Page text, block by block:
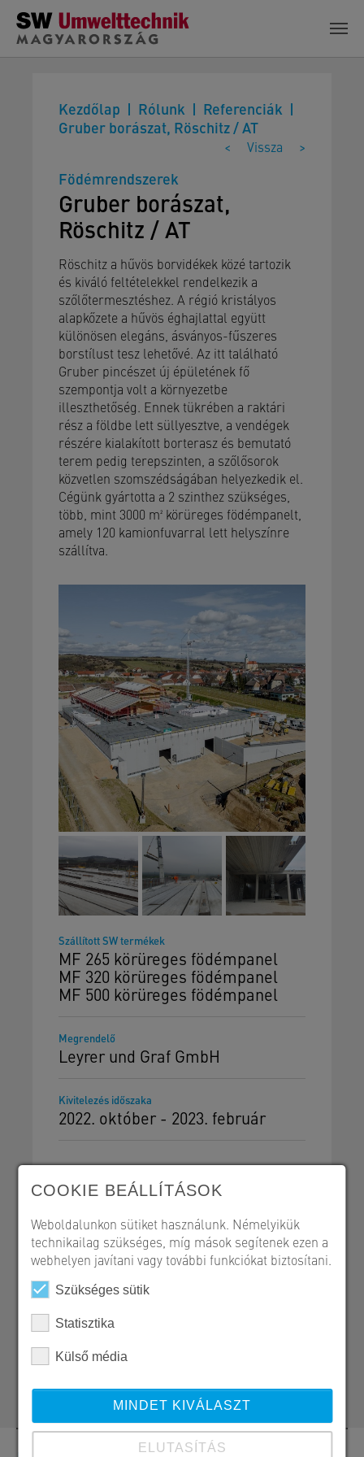
Skip to main content
Kezdőlap Rólunk
Referenciák
Gruber borászat, Röschitz / AT
< Vissza >
Födémrendszerek
Gruber borászat,
Röschitz / AT
Röschitz a hűvös borvidékek közé tartozik
és kiváló feltételekkel rendelkezik a
szőlőtermesztéshez. A régió kristályos
alapkőzete a hűvös éghajlattal együtt
különösen elegáns, ásványos-fűszeres
borstílust tesz lehetővé. Az itt található
Gruber pincészet új épületének fő
szempontja volt a környezetbe
illeszthetőség. Ennek tükrében a raktári
rész a földbe lett süllyesztve, a vendégek
részére kialakított borterasz és bemutató
terem pedig terepszinten, a szőlősorok
közvetlen szomszédságában helyezkedik el.
Cégünk gyártotta a 2 szinthez szükséges,
több, mint 3000 m² körüreges födémpanelt,
amely 120 kamionfuvarral lett helyszínre
szállítva.
Szállított SW termékek
MF 265 körüreges födémpanel
MF 320 körüreges födémpanel
MF 500 körüreges födémpanel
Megrendelő
Leyrer und Graf GmbH
Kivitelezés időszaka
2022. október - 2023. február
Födémrendszerek
Referencialap - PDF
H 2339 Majosháza, Tóközi út 10.
COOKIE BEÁLLÍTÁSOK
Weboldalunkon sütiket használunk. Némelyikük
technikailag szükséges, míg mások segítenek ezen a
webhelyen javítani vagy további funkciókat biztosítani.
Szükséges sütik
Statisztika
Külső média
MINDET KIVÁLASZT
ELUTASÍTÁS